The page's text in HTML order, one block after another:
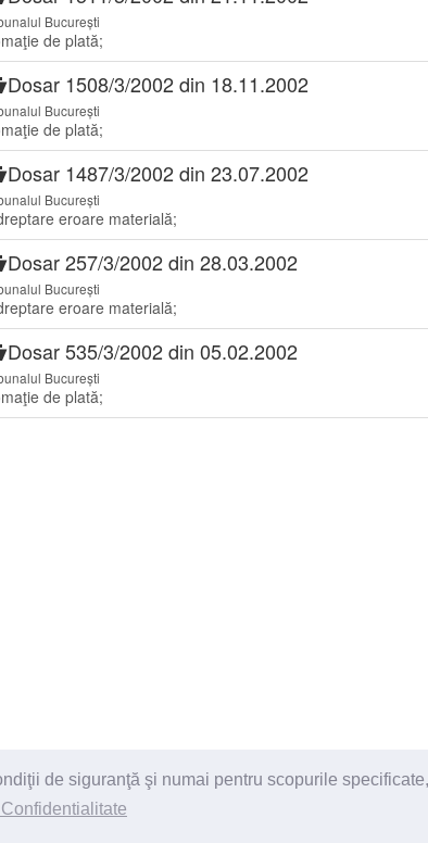
de siguranţă şi numai pentru scopurile
București
de plată;
Dosar 1508/3/2002 din 18.11.2002
București
de plată;
Dosar 1487/3/2002 din 23.07.2002
București
eroare materială;
Dosar 257/3/2002 din 28.03.2002
București
eroare materială;
Dosar 535/3/2002 din 05.02.2002
București
de plată;